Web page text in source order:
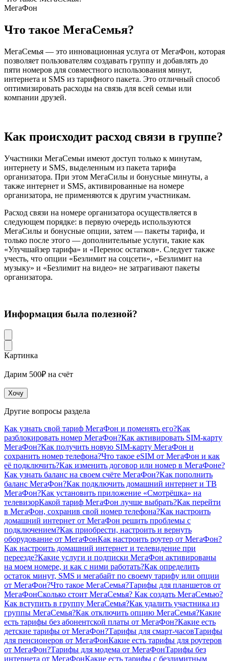
МегаФон
Что такое МегаСемья?
МегаСемья — это инновационная услуга от МегаФон, которая
позволяет пользователям создавать группу и добавлять до
пяти номеров для совместного использования минут,
интернета и SMS из тарифного пакета. Это отличный способ
оптимизировать расходы на связь для всей семьи или
компании друзей.
Как происходит расход связи в группе?
Участники МегаСемьи имеют доступ только к минутам,
интернету и SMS, выделенным из пакета тарифа
организатора. При этом МегаСилы и бонусные минуты, а
также интернет и SMS, активированные на номере
организатора, не применяются к другим участникам.
Расход связи на номере организатора осуществляется в
следующем порядке: в первую очередь используются
МегаСилы и бонусные опции, затем — пакеты тарифа, и
только после этого — дополнительные услуги, такие как
«Улучшайзер тарифа» и «Перенос остатков». Следует также
учесть, что опции «Безлимит на соцсети», «Безлимит на
музыку» и «Безлимит на видео» не затрагивают пакеты
организатора.
Информация была полезной?
Картинка
Дарим 500₽ на счёт
Хочу
Другие вопросы раздела
Как узнать свой тариф МегаФон и поменять его?Как
разблокировать номер МегаФон?Как активировать SIM-карту
МегаФон?Как получить новую SIM-карту МегаФон и
сохранить номер телефона?Что такое eSIM от МегаФон и как
её подключить?Как изменить договор или номер в МегаФоне?
Как узнать баланс на своем счёте МегаФон?Как пополнить
баланс МегаФон?Как подключить домашний интернет и ТВ
МегаФон?Как установить приложение «Смотрёшка» на
телевизорКакой тариф МегаФон лучше выбрать?Как перейти
в МегаФон, сохранив свой номер телефона?Как настроить
домашний интернет от МегаФон решить проблемы с
подключением?Как приобрести, настроить и вернуть
оборудование от МегаФонКак настроить роутер от МегаФон?
Как настроить домашний интернет и телевидение при
переезде?Какие услуги и подписки МегаФон активированы
на моем номере, и как с ними работать?Как определить
остаток минут, SMS и мегабайт по своему тарифу или опции
от МегаФон?Что такое МегаСемья?Тарифы для планшетов от
МегаФонСколько стоит МегаСемья? Как создать МегаСемью?
Как вступить в группу МегаСемья?Как удалить участника из
группы МегаСемья?Как отключить опцию МегаСемья?Какие
есть тарифы без абонентской платы от МегаФон?Какие есть
детские тарифы от МегаФон?Тарифы для смарт-часовТарифы
для пенсионеров от МегаФонКакие есть тарифы для роутеров
от МегаФон?Тарифы для модема от МегаФонТарифы без
интернета от МегаФонКакие есть тарифы с безлимитным